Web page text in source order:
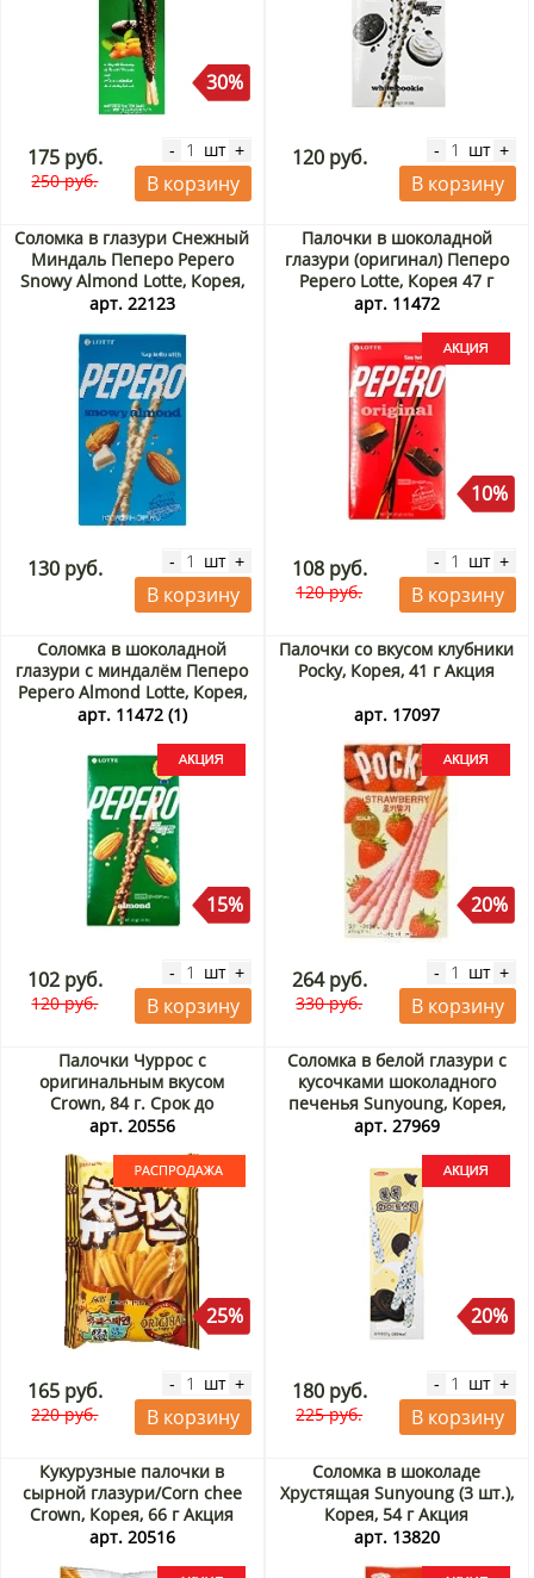
30%
175 руб.
250 руб.
- шт +
В корзину
120 руб. - шт +
В корзину
Соломка в глазури Снежный
Миндаль Пеперо Pepero
Snowy Almond Lotte, Корея,
32 г
арт. 22123
130 руб. - шт +
В корзину
Палочки в шоколадной
глазури (оригинал) Пеперо
Pepero Lotte, Корея 47 г
Акция
арт. 11472
10%
108 руб.
120 руб.
- шт +
В корзину
Соломка в шоколадной
глазури с миндалём Пеперо
Pepero Almond Lotte, Корея,
36 г Акция
арт. 11472 (1)
15%
102 руб.
120 руб.
- шт +
В корзину
Палочки со вкусом клубники
Pocky, Корея, 41 г Акция
арт. 17097
20%
264 руб.
330 руб.
- шт +
В корзину
Палочки Чуррос с
оригинальным вкусом
Crown, 84 г. Срок до
25.08.2026. Распродажа
арт. 20556
25%
165 руб.
220 руб.
- шт +
В корзину
Соломка в белой глазури с
кусочками шоколадного
печенья Sunyoung, Корея,
57 г Акция
арт. 27969
20%
180 руб.
225 руб.
- шт +
В корзину
Кукурузные палочки в
сырной глазури/Corn chee
Crown, Корея, 66 г Акция
арт. 20516
Соломка в шоколаде
Хрустящая Sunyoung (3 шт.),
Корея, 54 г Акция
арт. 13820